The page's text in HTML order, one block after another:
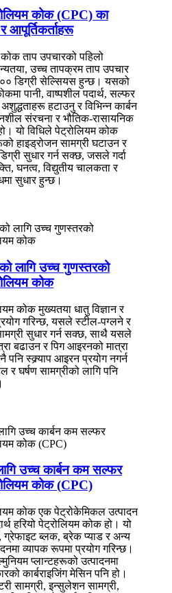
कोक (CPC) का
आपूर्तिकर्ताहरू
ताप उपचारको पहिलो
उच्च तापक्रम ताप उपचार
डिग्री सेल्सियस हुन्छ। यसको
पानी, वाष्पशील पदार्थ, सल्फर
हटाउनु र विभिन्न कार्बन
संरचना र भौतिक-रासायनिक
यो विधिले पेट्रोलियम कोक
हाइड्रोजन सामग्री घटाउन र
सुधार गर्न सक्छ, जसले गर्दा
घनत्व, विद्युतीय चालकता र
सुधार हुन्छ।
लागि उच्च गुणस्तरको
कोक
कोक मुख्यतया धातु विज्ञान र
गरिन्छ, यसले स्टील-पग्लने र
सुधार गर्न सक्छ, साथै यसले
बढाउन र पिग आइरनको मात्रा
स्क्र्याप आइरन प्रयोग नगर्न
घर्षण सामग्रीको लागि पनि
उच्च कार्बन कम सल्फर
कोक (CPC)
कोक एक पेट्रोकेमिकल उत्पादन
हरियो पेट्रोलियम कोक हो। यो
ग्रेफाइट ब्लक, ब्रेक प्याड र अन्य
व्यापक रूपमा प्रयोग गरिन्छ।
प्लान्टहरूको उत्पादनमा
कार्बराइजिंग मेसिन पनि हो।
सामग्री, इन्सुलेशन सामग्री,